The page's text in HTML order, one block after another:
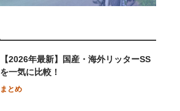
【2026年最新】国産・海外リッターSS
を一気に比較！
まとめ